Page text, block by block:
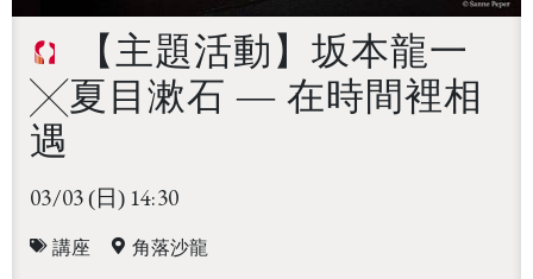
【主題活動】坂本龍一
╳夏目漱石 ― 在時間裡相
遇
03/03(日) 14:30
講座 角落沙龍